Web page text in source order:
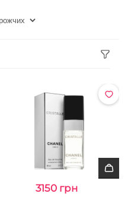
3150 грн